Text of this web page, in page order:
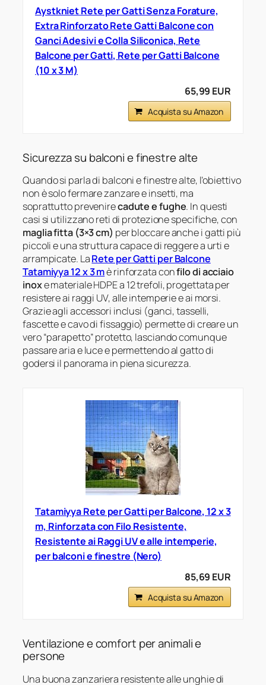
Aystkniet Rete per Gatti Senza Forature,
Extra Rinforzato Rete Gatti Balcone con
Ganci Adesivi e Colla Siliconica, Rete
Balcone per Gatti, Rete per Gatti Balcone
(10 x 3 M)
65,99 EUR
Acquista su Amazon
Sicurezza su balconi e finestre alte
Quando si parla di balconi e finestre alte, l’obiettivo
non è solo fermare zanzare e insetti, ma
soprattutto prevenirecadute e fughe. In questi
casi si utilizzano reti di protezione specifiche, con
maglia fitta (3×3 cm) per bloccare anche i gatti più
piccoli e una struttura capace di reggere a urti e
arrampicate. LaRete per Gatti per Balcone
Tatamiyya 12 x 3 mè rinforzata confilo di acciaio
inoxe materiale HDPE a 12 trefoli, progettata per
resistere ai raggi UV, alle intemperie e ai morsi.
Grazie agli accessori inclusi (ganci, tasselli,
fascette e cavo di fissaggio) permette di creare un
vero “parapetto” protetto, lasciando comunque
passare aria e luce e permettendo al gatto di
godersi il panorama in piena sicurezza.
Tatamiyya Rete per Gatti per Balcone, 12 x 3
m, Rinforzata con Filo Resistente,
Resistente ai Raggi UV e alle intemperie,
per balconi e finestre (Nero)
85,69 EUR
Acquista su Amazon
Ventilazione e comfort per animali e
persone
Una buona zanzariera resistente alle unghie di